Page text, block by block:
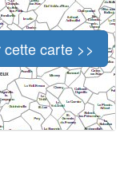
cette carte >>